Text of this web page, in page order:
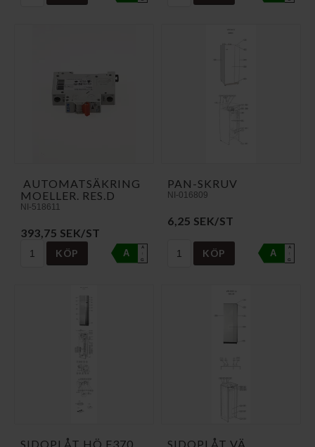
AUTOMATSÄKRING
MOELLER. RES.D
NI-518611
393,75 SEK/ST
KÖP A
A
↑
G
PAN-SKRUV
NI-016809
6,25 SEK/ST
KÖP A
A
↑
G
SIDOPLÅT HÖ F370 SIDOPLÅT VÄ